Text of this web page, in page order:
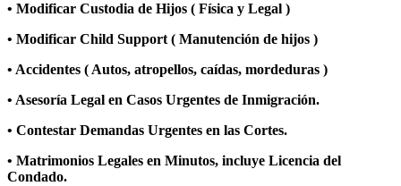
• Modificar Custodia de Hijos ( Física y Legal )
• Modificar Child Support ( Manutención de hijos )
• Accidentes ( Autos, atropellos, caídas, mordeduras )
• Asesoría Legal en Casos Urgentes de Inmigración.
• Contestar Demandas Urgentes en las Cortes.
• Matrimonios Legales en Minutos, incluye Licencia del
Condado.